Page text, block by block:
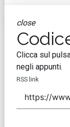
close
Clicca sul
negli appunti.
RSS link